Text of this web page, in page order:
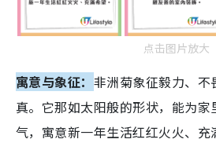
点击图片放大
寓意与象征： 非洲菊象征毅力、不
真。它那如太阳般的形状，能为
气，寓意新一年生活红红火火、充